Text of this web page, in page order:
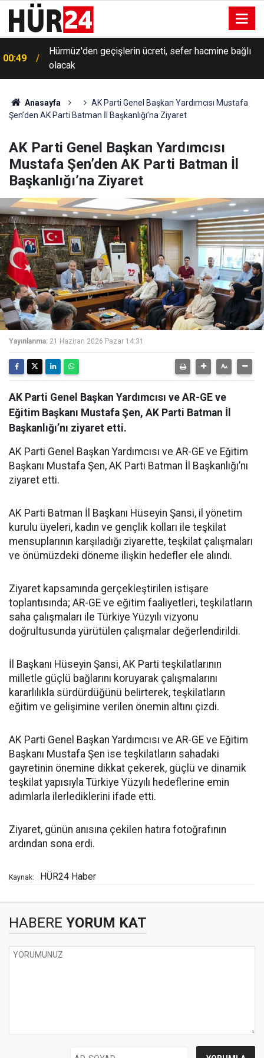
00:49
Hürmüz'den geçişlerin ücreti, sefer hacmine bağlı
olacak
Anasayfa
AK Parti Genel Başkan Yardımcısı Mustafa
Şen’den AK Parti Batman İl Başkanlığı’na Ziyaret
AK Parti Genel Başkan Yardımcısı
Mustafa Şen’den AK Parti Batman İl
Başkanlığı’na Ziyaret
Yayınlanma: 21 Haziran 2026 Pazar 14:31
AK Parti Genel Başkan Yardımcısı ve AR-GE ve
Eğitim Başkanı Mustafa Şen, AK Parti Batman İl
Başkanlığı’nı ziyaret etti.
AK Parti Genel Başkan Yardımcısı ve AR-GE ve Eğitim
Başkanı Mustafa Şen, AK Parti Batman İl Başkanlığı’nı
ziyaret etti.
AK Parti Batman İl Başkanı Hüseyin Şansi, il yönetim
kurulu üyeleri, kadın ve gençlik kolları ile teşkilat
mensuplarının karşıladığı ziyarette, teşkilat çalışmaları
ve önümüzdeki döneme ilişkin hedefler ele alındı.
Ziyaret kapsamında gerçekleştirilen istişare
toplantısında; AR-GE ve eğitim faaliyetleri, teşkilatların
saha çalışmaları ile Türkiye Yüzyılı vizyonu
doğrultusunda yürütülen çalışmalar değerlendirildi.
İl Başkanı Hüseyin Şansi, AK Parti teşkilatlarının
milletle güçlü bağlarını koruyarak çalışmalarını
kararlılıkla sürdürdüğünü belirterek, teşkilatların
eğitim ve gelişimine verilen önemin altını çizdi.
AK Parti Genel Başkan Yardımcısı ve AR-GE ve Eğitim
Başkanı Mustafa Şen ise teşkilatların sahadaki
gayretinin önemine dikkat çekerek, güçlü ve dinamik
teşkilat yapısıyla Türkiye Yüzyılı hedeflerine emin
adımlarla ilerlediklerini ifade etti.
Ziyaret, günün anısına çekilen hatıra fotoğrafının
ardından sona erdi.
Kaynak: HÜR24 Haber
HABERE YORUM KAT